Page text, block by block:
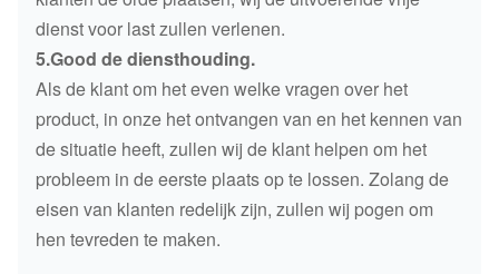
dienst voor last zullen verlenen.
5.Good de diensthouding.
Als de klant om het even welke vragen over het
product, in onze het ontvangen van en het kennen van
de situatie heeft, zullen wij de klant helpen om het
probleem in de eerste plaats op te lossen. Zolang de
eisen van klanten redelijk zijn, zullen wij pogen om
hen tevreden te maken.